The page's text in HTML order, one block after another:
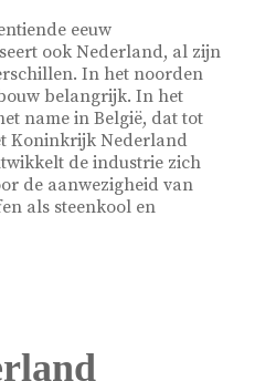
eeuw
ook Nederland, al zijn
In het noorden
belangrijk. In het
name in België, dat tot
Koninkrijk Nederland
de industrie zich
de aanwezigheid van
als steenkool en